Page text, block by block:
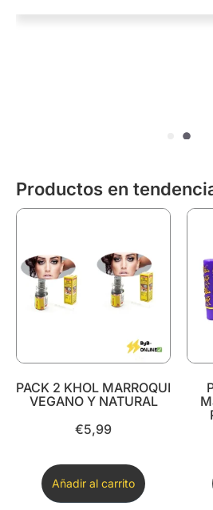
Productos en
PACK 2 KHOL MARROQUI
VEGANO Y NATURAL
€5,99
Añadir al carrito